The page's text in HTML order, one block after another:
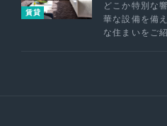
賃貸
どこか特別な
華な設備を備
な住まいをご紹